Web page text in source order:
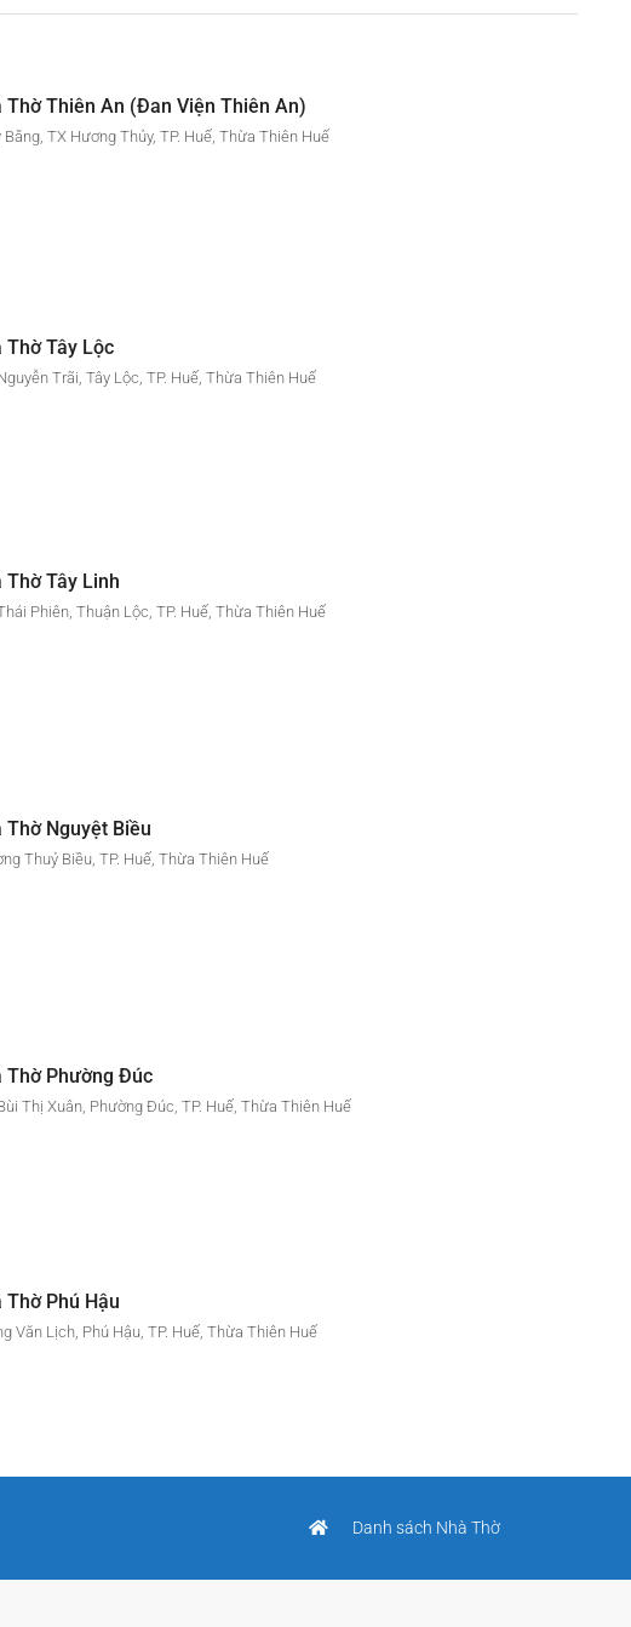
Thờ Thiên An (Đan Viện Thiên An)
Bằng, TX Hương Thủy, TP. Huế, Thừa Thiên Huế
Thờ Tây Lộc
Trãi, Tây Lộc, TP. Huế, Thừa Thiên Huế
Thờ Tây Linh
Phiên, Thuận Lộc, TP. Huế, Thừa Thiên Huế
Thờ Nguyệt Biều
Thuỷ Biều, TP. Huế, Thừa Thiên Huế
Thờ Phường Đúc
Thị Xuân, Phường Đúc, TP. Huế, Thừa Thiên Huế
Thờ Phú Hậu
Văn Lịch, Phú Hậu, TP. Huế, Thừa Thiên Huế
Danh sách Nhà Thờ